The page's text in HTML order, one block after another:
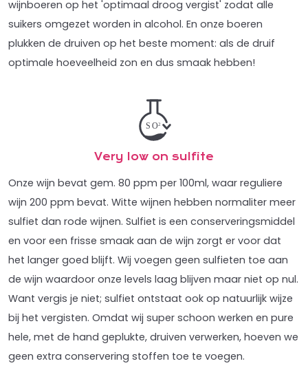
wijnboeren op het 'optimaal droog vergist' zodat alle
suikers omgezet worden in alcohol. En onze boeren
plukken de druiven op het beste moment: als de druif
optimale hoeveelheid zon en dus smaak hebben!
Very low on sulfite
Onze wijn bevat gem. 80 ppm per 100ml, waar reguliere
wijn 200 ppm bevat. Witte wijnen hebben normaliter meer
sulfiet dan rode wijnen. Sulfiet is een conserveringsmiddel
en voor een frisse smaak aan de wijn zorgt er voor dat
het langer goed blijft. Wij voegen geen sulfieten toe aan
de wijn waardoor onze levels laag blijven maar niet op nul.
Want vergis je niet; sulfiet ontstaat ook op natuurlijk wijze
bij het vergisten. Omdat wij super schoon werken en pure
hele, met de hand geplukte, druiven verwerken, hoeven we
geen extra conservering stoffen toe te voegen.